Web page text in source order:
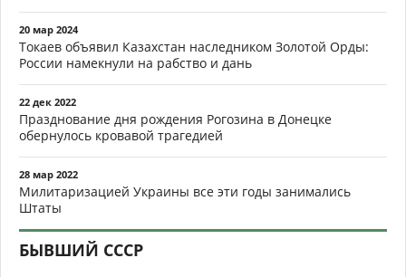
20 мар 2024
Токаев объявил Казахстан наследником Золотой Орды:
России намекнули на рабство и дань
22 дек 2022
Празднование дня рождения Рогозина в Донецке
обернулось кровавой трагедией
28 мар 2022
Милитаризацией Украины все эти годы занимались
Штаты
БЫВШИЙ СССР